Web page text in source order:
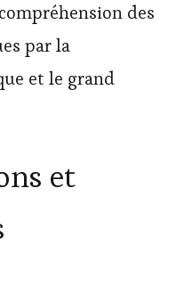
des
par la
et le grand
et